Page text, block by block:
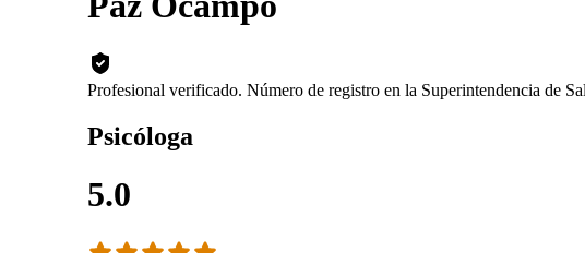
Profesional verificado. Número de registro en la Superintendencia de
Psicóloga
5.0